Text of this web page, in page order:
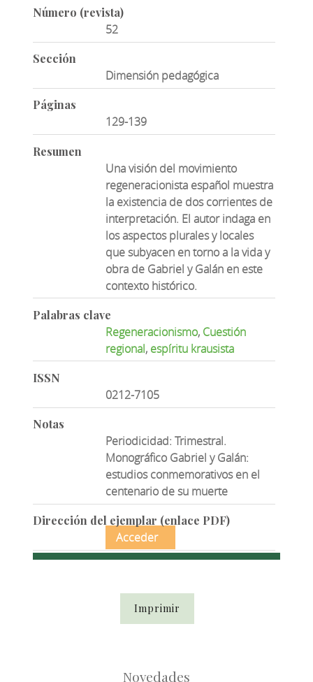
Número (revista)
52
Sección
Dimensión pedagógica
Páginas
129-139
Resumen
Una visión del movimiento
regeneracionista español muestra
la existencia de dos corrientes de
interpretación. El autor indaga en
los aspectos plurales y locales
que subyacen en torno a la vida y
obra de Gabriel y Galán en este
contexto histórico.
Palabras clave
Regeneracionismo, Cuestión
regional, espíritu krausista
ISSN
0212-7105
Notas
Periodicidad: Trimestral.
Monográfico Gabriel y Galán:
estudios conmemorativos en el
centenario de su muerte
Dirección del ejemplar (enlace PDF)
Acceder
Imprimir
Novedades